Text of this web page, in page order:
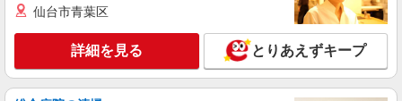
月給259200円〜300000円（経験・能力によ
る） ※研修期間6か月・時給1500円〜 ※残業代支
給 ★交通費別途支給（規定あり） ゜+゜・。
○。・゜+゜・。○。・゜+゜ 入社祝い金10万円支
給(規定有) お友達を紹介頂くと, インセンティブ支
広島県広島市南区の家電量販店
仙台市青葉区
詳細を見る とりあえずキープ